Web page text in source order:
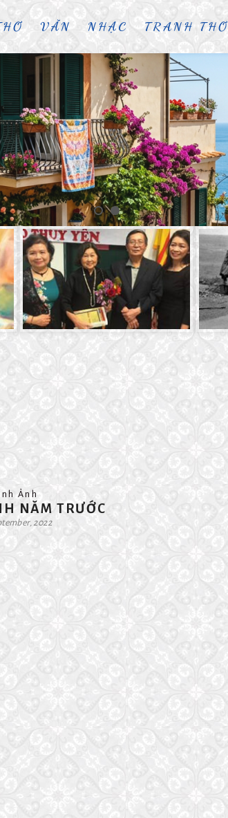
VĂN NHẠC TRANH THƠ
Ảnh
NĂM TRƯỚC
2022